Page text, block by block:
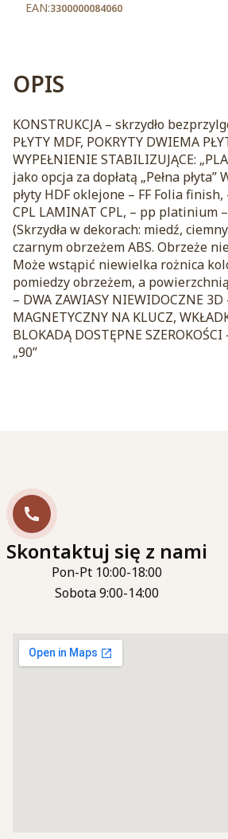
3300000084060
OPIS
KONSTRUKCJA – skrzydło
PŁYTY MDF, POKRYTY DWIEMA
WYPEŁNIENIE STABILIZUJĄCE:
jako opcja za dopłatą „Pełna płyta”
płyty HDF oklejone – FF Folia
CPL LAMINAT CPL, – pp platinium –
(Skrzydła w dekorach: miedź,
czarnym obrzeżem ABS. Obrzeże
Może wstąpić niewielka rożnica
pomiedzy obrzeżem, a
– DWA ZAWIASY NIEWIDOCZNE 3D
MAGNETYCZNY NA KLUCZ,
BLOKADĄ DOSTĘPNE SZEROKOŚCI
„90”
Skontaktuj się z nami
Pon-Pt 10:00-18:00